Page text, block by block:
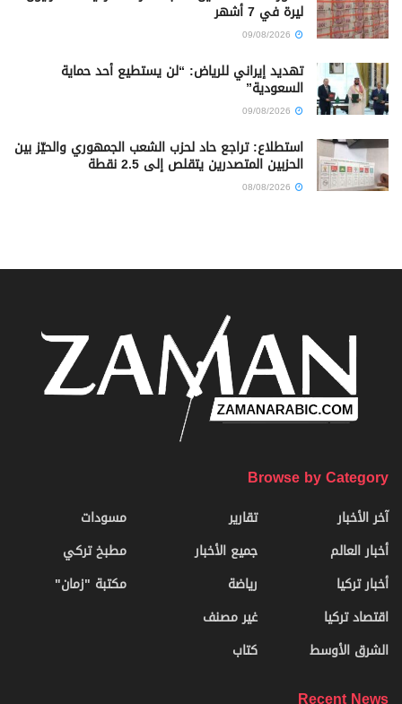
ليرة في 7 أشهر
تهديد إيراني للرياض: “لن يستطيع أحد حماية
السعودية”
استطلاع: تراجع حاد لحزب الشعب الجمهوري والحيّز بين
الحزبين المتصدرين يتقلص إلى 2.5 نقطة
Browse by Category
آخر الأخبار
أخبار العالم
أخبار تركيا
اقتصاد تركيا
الشرق الأوسط
تقارير
جميع الأخبار
رياضة
غير مصنف
كتاب
مسودات
مطبخ تركي
مكتبة "زمان"